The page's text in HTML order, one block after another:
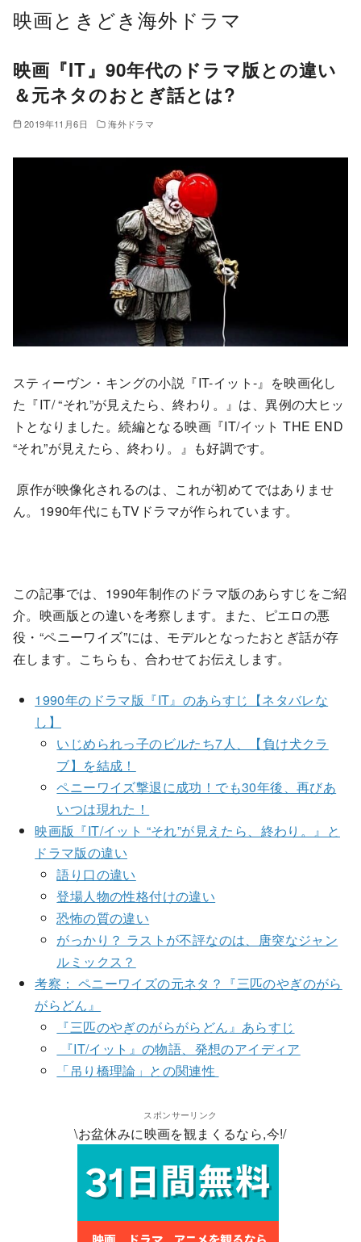
映画ときどき海外ドラマ
映画『IT』90年代のドラマ版との違い
＆元ネタのおとぎ話とは?
2019年11月6日 海外ドラマ
スティーヴン・キングの小説『IT-イット-』を映画化し
た『IT/ “それ”が見えたら、終わり。』は、異例の大ヒッ
トとなりました。続編となる映画『IT/イット THE END
“それ”が見えたら、終わり。』も好調です。
原作が映像化されるのは、これが初めてではありませ
ん。1990年代にもTVドラマが作られています。
この記事では、1990年制作のドラマ版のあらすじをご紹
介。映画版との違いを考察します。また、ピエロの悪
役・“ペニーワイズ”には、モデルとなったおとぎ話が存
在します。こちらも、合わせてお伝えします。
1990年のドラマ版『IT』のあらすじ【ネタバレな
し】
いじめられっ子のビルたち7人、【負け犬クラ
ブ】を結成！
ペニーワイズ撃退に成功！でも30年後、再びあ
いつは現れた！
映画版『IT/イット “それ”が見えたら、終わり。』と
ドラマ版の違い
語り口の違い
登場人物の性格付けの違い
恐怖の質の違い
がっかり？ ラストが不評なのは、唐突なジャン
ルミックス？
考察： ペニーワイズの元ネタ？『三匹のやぎのがら
がらどん』
『三匹のやぎのがらがらどん』あらすじ
『IT/イット』の物語、発想のアイディア
「吊り橋理論」との関連性
スポンサーリンク
\お盆休みに映画を観まくるなら,今!/